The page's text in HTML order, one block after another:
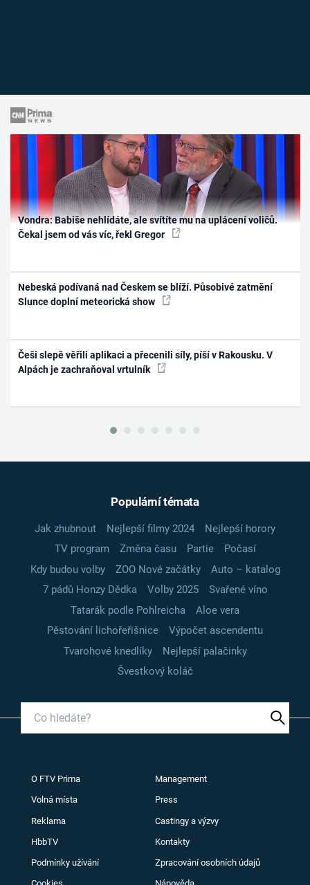
Vondra: Babiše nehlídáte, ale svítíte mu na uplácení voličů.
Čekal jsem od vás víc, řekl Gregor
Nebeská podívaná nad Českem se blíží. Působivé zatmění
Slunce doplní meteorická show
Češi slepě věřili aplikaci a přecenili síly, píší v Rakousku. V
Alpách je zachraňoval vrtulník
Populární témata
Jak zhubnout Nejlepší filmy 2024
Nejlepší horory
TV program
Změna času Partie
Počasí
Kdy budou volby
ZOO Nové začátky
Auto – katalog
7 pádů Honzy Dědka
Volby 2025
Svařené víno
Tatarák podle Pohlreicha
Aloe vera
Pěstování lichořeřišnice
Výpočet ascendentu
Tvarohové knedlíky
Nejlepší palačinky
Švestkový koláč
O FTV Prima Management
Volná místa Press
Reklama Castingy a výzvy
HbbTV Kontakty
Podmínky užívání Zpracování osobních údajů